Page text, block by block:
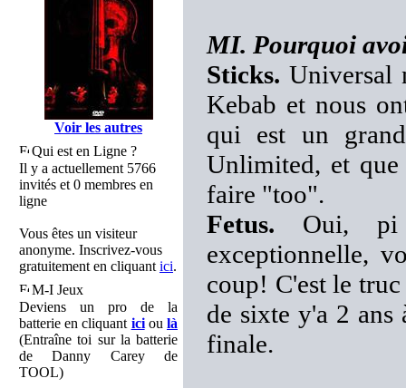
Voir les autres
Qui est en Ligne ?
Il y a actuellement 5766
invités et 0 membres en
ligne
Vous êtes un visiteur
anonyme. Inscrivez-vous
gratuitement en cliquant ici.
M-I Jeux
Deviens un pro de la
batterie en cliquant icioulà
(Entraîne toi sur la batterie
de Danny Carey de
TOOL)
MI. Pourquoi
Sticks. Universal
Kebab et nous
qui est un
Unlimited, et
faire "too".
Fetus. Oui, pi
exceptionnelle,
coup! C'est le
de sixte y'a 2 ans
finale.